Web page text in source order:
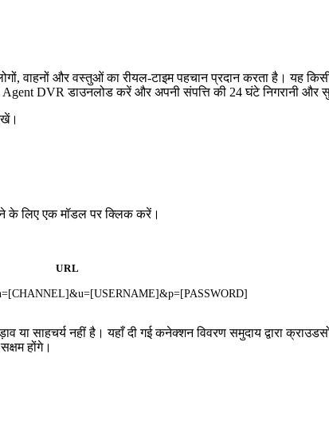
वाहनों और वस्तुओं का रीयल-टाइम पहचान प्रदान करता है। यह
DVR डाउनलोड करें और अपनी संपत्ति की 24 घंटे निगरानी और
के लिए एक मॉडल पर क्लिक करें।
URL
साहचर्य नहीं है। यहाँ दी गई कनेक्शन विवरण समुदाय द्वारा
होंगे।